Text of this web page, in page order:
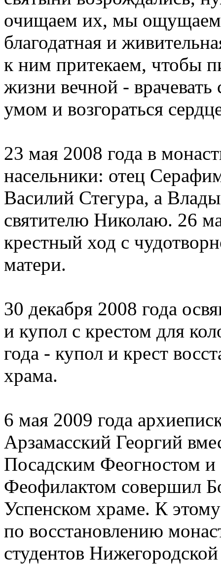
очищаем их, мы ощущаем
благодатная и
к ним притекаем, чтобы
жизни вечной - врачевать
умом и возгораться
23 мая 2008 года в
насельники: отец
Василий Стегура, а
святителю Николаю. 26
крестный ход с
матери.
30 декабря 2008 года
и купол с крестом для
года - купол и крест
храма.
6 мая 2009 года
Арзамасский Георгий
Посадским Феогностом и
Феофилактом совершил
Успенском храме. К
по восстановлению
студентов